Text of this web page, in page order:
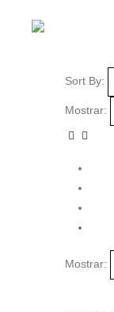
Sort By:
Mostrar:
Mostrar: